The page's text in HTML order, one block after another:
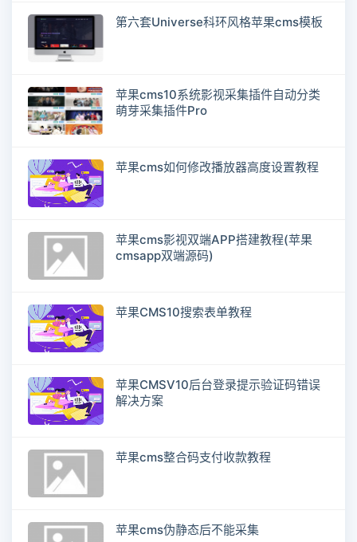
第六套Universe科环风格苹果cms模板
苹果cms10系统影视采集插件自动分类
萌芽采集插件Pro
苹果cms如何修改播放器高度设置教程
苹果cms影视双端APP搭建教程(苹果
cmsapp双端源码)
苹果CMS10搜索表单教程
苹果CMSV10后台登录提示验证码错误
解决方案
苹果cms整合码支付收款教程
苹果cms伪静态后不能采集